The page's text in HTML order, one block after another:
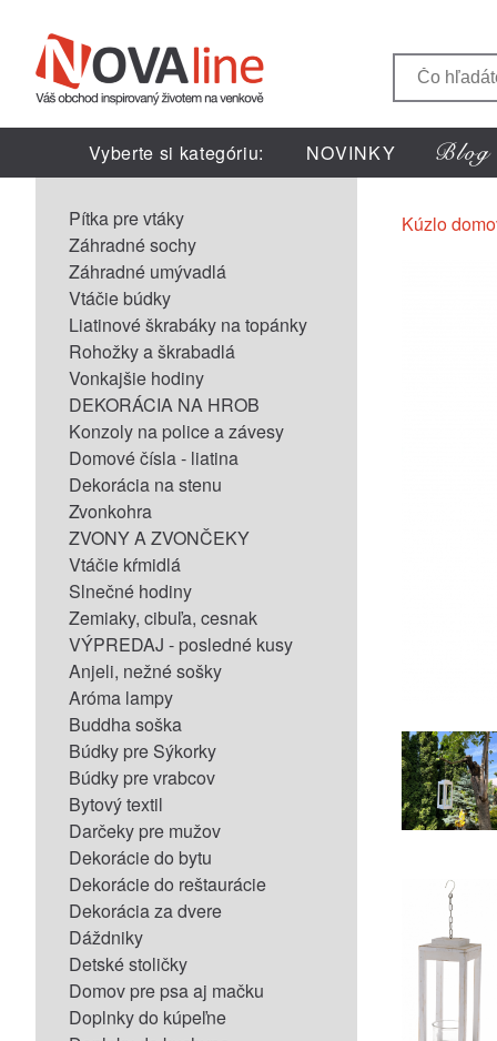
Vyberte si kategóriu: NOVINKY
Pítka pre vtáky
Záhradné sochy
Záhradné umývadlá
Vtáčie búdky
Liatinové škrabáky na topánky
Rohožky a škrabadlá
Vonkajšie hodiny
DEKORÁCIA NA HROB
Konzoly na police a závesy
Domové čísla - liatina
Dekorácia na stenu
Zvonkohra
ZVONY A ZVONČEKY
Vtáčie kŕmidlá
Slnečné hodiny
Zemiaky, cibuľa, cesnak
VÝPREDAJ - posledné kusy
Anjeli, nežné sošky
Aróma lampy
Buddha soška
Búdky pre Sýkorky
Búdky pre vrabcov
Bytový textil
Darčeky pre mužov
Dekorácie do bytu
Dekorácie do reštaurácie
Dekorácia za dvere
Dáždniky
Detské stoličky
Domov pre psa aj mačku
Doplnky do kúpeľne
Kúzlo